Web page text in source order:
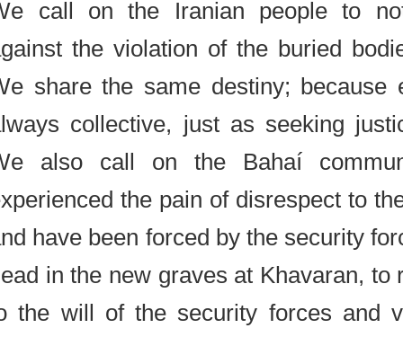
We call on the Iranian people to
against the violation of the buried
We share the same destiny;
always collective, just as seeking
We also call on the Bahaí
experienced the pain of disrespect to
and have been forced by the security
dead in the new graves at Khavaran,
to the will of the security forces